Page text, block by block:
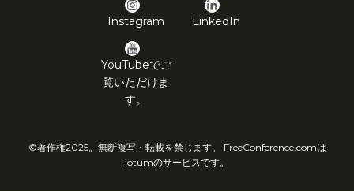
Instagram LinkedIn
YouTubeでご
覧いただけま
す。
©著作権2025。無断複写・転載を禁じます。 FreeConference.comは
iotumのサービスです。